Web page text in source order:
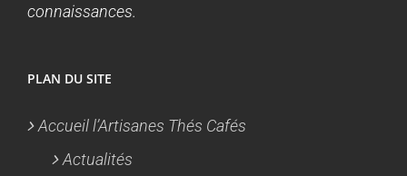
connaissances.
PLAN DU SITE
Accueil l’Artisanes Thés Cafés
Actualités